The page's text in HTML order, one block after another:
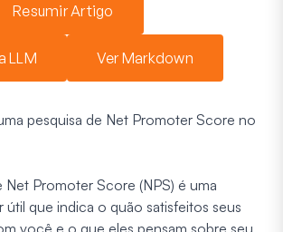
Resumir Artigo
LLM Ver Markdown
pesquisa de Net Promoter Score no
Net Promoter Score (NPS) é uma
útil que indica o quão satisfeitos seus
você e o que eles pensam sobre seu